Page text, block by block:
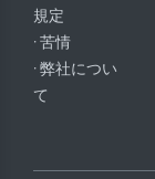
規定
· 苦情
· 弊社につい
て